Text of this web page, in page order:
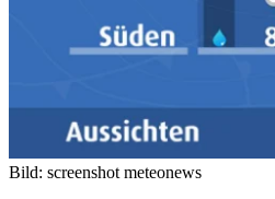
Bild: screenshot meteonews